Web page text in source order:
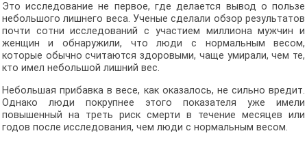
Это исследование не первое, где делается вывод о пользе
небольшого лишнего веса. Ученые сделали обзор результатов
почти сотни исследований с участием миллиона мужчин и
женщин и обнаружили, что люди с нормальным весом,
которые обычно считаются здоровыми, чаще умирали, чем те,
кто имел небольшой лишний вес.
Небольшая прибавка в весе, как оказалось, не сильно вредит.
Однако люди покрупнее этого показателя уже имели
повышенный на треть риск смерти в течение месяцев или
годов после исследования, чем люди с нормальным весом.